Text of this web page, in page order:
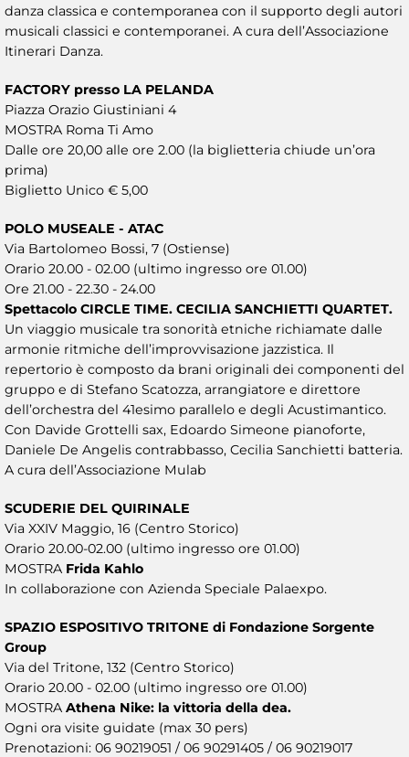
danza classica e contemporanea con il supporto degli autori
musicali classici e contemporanei. A cura dell’Associazione
Itinerari Danza.
FACTORY presso LA PELANDA
Piazza Orazio Giustiniani 4
MOSTRA Roma Ti Amo
Dalle ore 20,00 alle ore 2.00 (la biglietteria chiude un’ora
prima)
Biglietto Unico € 5,00
POLO MUSEALE - ATAC
Via Bartolomeo Bossi, 7 (Ostiense)
Orario 20.00 - 02.00 (ultimo ingresso ore 01.00)
Ore 21.00 - 22.30 - 24.00
Spettacolo CIRCLE TIME. CECILIA SANCHIETTI QUARTET.
Un viaggio musicale tra sonorità etniche richiamate dalle
armonie ritmiche dell’improvvisazione jazzistica. Il
repertorio è composto da brani originali dei componenti del
gruppo e di Stefano Scatozza, arrangiatore e direttore
dell’orchestra del 41esimo parallelo e degli Acustimantico.
Con Davide Grottelli sax, Edoardo Simeone pianoforte,
Daniele De Angelis contrabbasso, Cecilia Sanchietti batteria.
A cura dell’Associazione Mulab
SCUDERIE DEL QUIRINALE
Via XXIV Maggio, 16 (Centro Storico)
Orario 20.00-02.00 (ultimo ingresso ore 01.00)
MOSTRA Frida Kahlo
In collaborazione con Azienda Speciale Palaexpo.
SPAZIO ESPOSITIVO TRITONE di Fondazione Sorgente
Group
Via del Tritone, 132 (Centro Storico)
Orario 20.00 - 02.00 (ultimo ingresso ore 01.00)
MOSTRA Athena Nike: la vittoria della dea.
Ogni ora visite guidate (max 30 pers)
Prenotazioni: 06 90219051 / 06 90291405 / 06 90219017